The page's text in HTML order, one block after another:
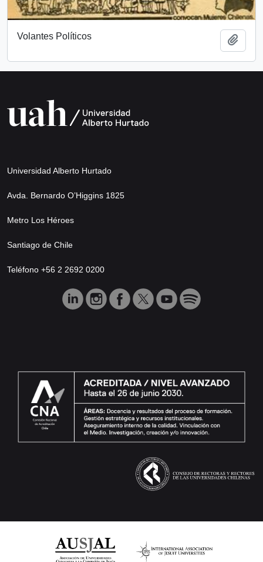
Volantes Políticos
Universidad Alberto Hurtado
Avda. Bernardo O’Higgins 1825
Metro Los Héroes
Santiago de Chile
Teléfono +56 2 2692 0200